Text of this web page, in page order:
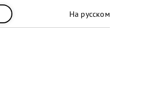
На русском